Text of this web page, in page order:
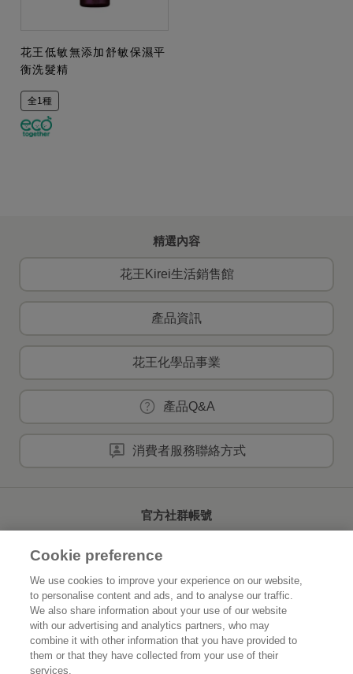
花王低敏無添加舒敏保濕平
衡洗髮精
全1種
精選內容
花王Kirei生活銷售館
產品資訊
花王化學品事業
產品Q&A
消費者服務聯絡方式
官方社群帳號
首頁 關於花王
可持續發展 創新研發
品牌資訊
Cookie preference
We use cookies to improve your experience on our website,
to personalise content and ads, and to analyse our traffic.
We also share information about your use of our website
with our advertising and analytics partners, who may
combine it with other information that you have provided to
them or that they have collected from your use of their
services.